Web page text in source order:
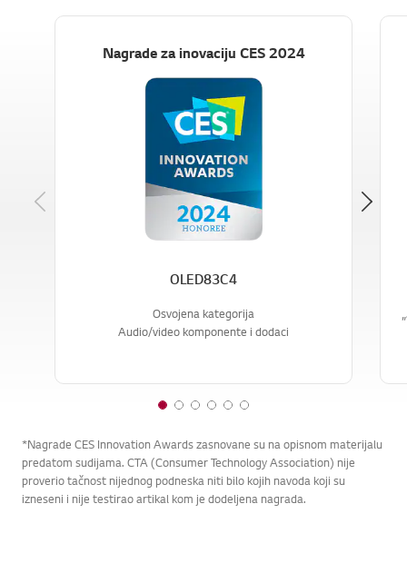
Previous
Nagrade za inovaciju CES 2024
OLED83C4
Osvojena kategorija
Audio/video komponente i dodaci
1
f
2
f
3
f
6
4
f
6
5
f
6
6
f
6
*Nagrade CES Innovation Awards zasnovane su na opisnom materijalu
predatom sudijama. CTA (Consumer Technology Association) nije
proverio tačnost nijednog podneska niti bilo kojih navoda koji su
izneseni i nije testirao artikal kom je dodeljena nagrada.